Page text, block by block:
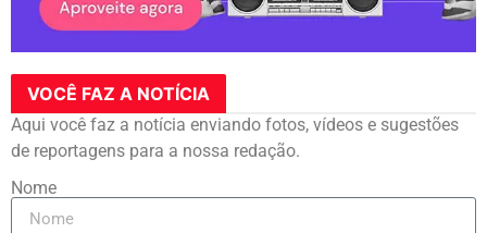
VOCÊ FAZ A NOTÍCIA
Aqui você faz a notícia enviando fotos, vídeos e sugestões
de reportagens para a nossa redação.
Nome